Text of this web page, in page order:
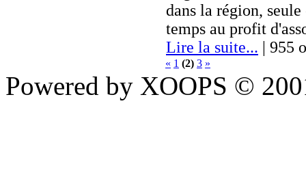
dans la région,
temps au profit
Lire la suite... | 955
« 1 (2) 3 »
Powered by XOOPS ©